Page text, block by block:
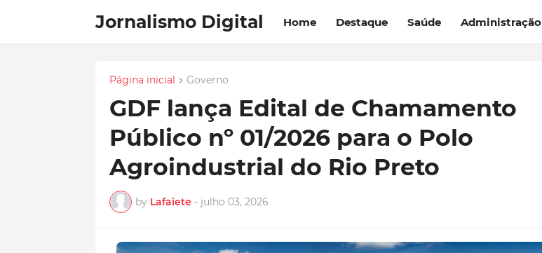
Jornalismo Digital Home Destaque Saúde Administração
Página inicial Governo
GDF lança Edital de Chamamento
Público nº 01/2026 para o Polo
Agroindustrial do Rio Preto
by Lafaiete - julho 03, 2026